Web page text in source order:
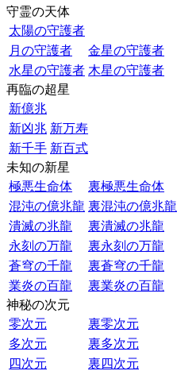
守霊の天体
太陽の守護者
月の守護者
金星の守護者
水星の守護者 木星の守護者
再臨の超星
新億兆
新凶兆 新万寿
新千手 新百式
未知の新星
極悪生命体
裏極悪生命体
混沌の億兆龍 裏混沌の億兆龍
潰滅の兆龍
裏潰滅の兆龍
永刻の万龍
裏永刻の万龍
蒼穹の千龍
裏蒼穹の千龍
業炎の百龍
裏業炎の百龍
神秘の次元
零次元
裏零次元
多次元
裏多次元
四次元
裏四次元